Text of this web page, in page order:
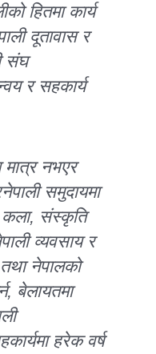
हितमा कार्य
दूतावास र
संघ
र सहकार्य
मात्र नभएर
समुदायमा
कला, संस्कृति
व्यवसाय र
नेपालको
बेलायतमा
हरेक वर्ष